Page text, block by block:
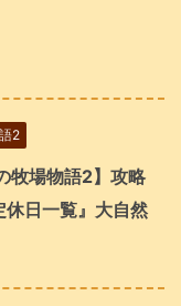
2
牧場物語2】攻略
休日一覧』大自然